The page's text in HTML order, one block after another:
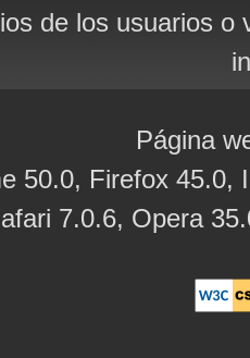
de los usuarios
Página
50.0, Firefox 45.0,
7.0.6, Opera